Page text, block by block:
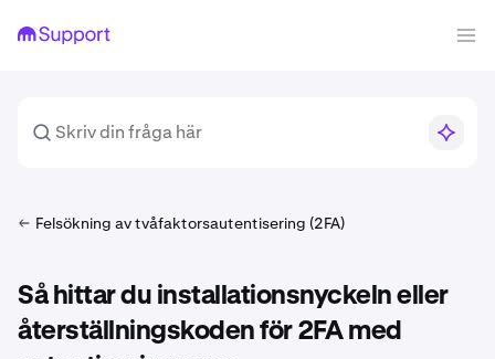
Felsökning av tvåfaktorsautentisering (2FA)
Så hittar du installationsnyckeln eller
återställningskoden för 2FA med